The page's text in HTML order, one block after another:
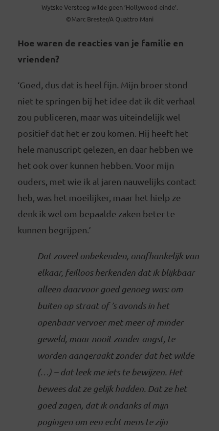
Wytske Versteeg wilde geen ‘Hollywood-einde’.
©Marc Brester/A Quattro Mani
Hoe waren de reacties van je familie en
vrienden?
‘Goed, dus dat is heel fijn. Mijn broer stond
niet te springen bij het idee dat ik dit verhaal
zou publiceren, maar was uiteindelijk wel
positief dat het er zou komen. Hij heeft het
hele manuscript gelezen, en daar hebben we
het ook over kunnen hebben. Voor mijn
ouders, met wie ik al jaren nauwelijks contact
heb, was het moeilijker, maar het hielp ze
denk ik wel om bepaalde zaken beter te
kunnen begrijpen.’
Dat zoveel onbekenden, onafhankelijk van
elkaar, feilloos herkenden dat ik blijkbaar
alleen daarvoor goed genoeg was: om
buiten op straat of ’s avonds in het
openbaar vervoer met meer of minder
geweld, maar nooit zonder angst, te
worden aangeraakt zonder dat het wilde
(…) – dat leek me iets te bewijzen. Het
bewees dat ze gelijk hadden. Dat ze het
goed zagen, dat ik ondanks al mijn
pogingen om een echt mens te zijn